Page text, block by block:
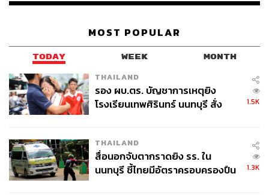
MOST POPULAR
TODAY WEEK MONTH
THAILAND
รอง ผบ.ตร. บัญชาการเหตุยิง
โรงเรียนเทพศิรินทร์ นนทบุรี สั่ง
1.5K
THAILAND
สื่อนอกจับตากราดยิง รร. ใน
นนทบุรี ชี้ไทยมีอัตราครอบครองปืน
1.3K